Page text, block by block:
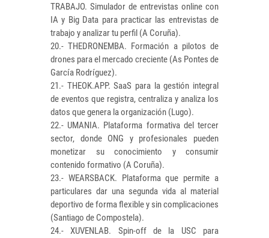
TRABAJO. Simulador de entrevistas online con
IA y Big Data para practicar las entrevistas de
trabajo y analizar tu perfil (A Coruña).
20.- THEDRONEMBA. Formación a pilotos de
drones para el mercado creciente (As Pontes de
García Rodríguez).
21.- THEOK.APP. SaaS para la gestión integral
de eventos que registra, centraliza y analiza los
datos que genera la organización (Lugo).
22.- UMANIA. Plataforma formativa del tercer
sector, donde ONG y profesionales pueden
monetizar su conocimiento y consumir
contenido formativo (A Coruña).
23.- WEARSBACK. Plataforma que permite a
particulares dar una segunda vida al material
deportivo de forma flexible y sin complicaciones
(Santiago de Compostela).
24.- XUVENLAB. Spin-off de la USC para